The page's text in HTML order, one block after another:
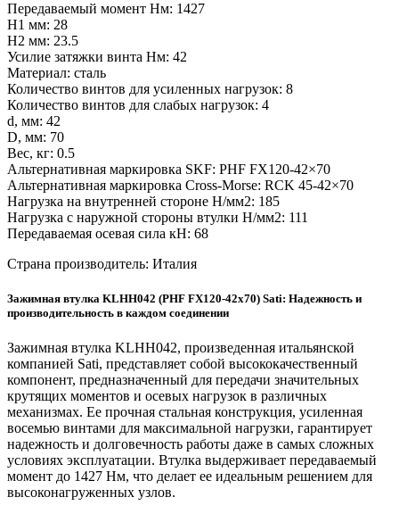
Передаваемый момент Нм: 1427
H1 мм: 28
H2 мм: 23.5
Усилие затяжки винта Нм: 42
Материал: сталь
Количество винтов для усиленных нагрузок: 8
Количество винтов для слабых нагрузок: 4
d, мм: 42
D, мм: 70
Вес, кг: 0.5
Альтернативная маркировка SKF: PHF FX120-42×70
Альтернативная маркировка Cross-Morse: RCK 45-42×70
Нагрузка на внутренней стороне Н/мм2: 185
Нагрузка с наружной стороны втулки Н/мм2: 111
Передаваемая осевая сила кН: 68
Страна производитель: Италия
Зажимная втулка KLHH042 (PHF FX120-42x70) Sati: Надежность и
производительность в каждом соединении
Зажимная втулка KLHH042, произведенная итальянской
компанией Sati, представляет собой высококачественный
компонент, предназначенный для передачи значительных
крутящих моментов и осевых нагрузок в различных
механизмах. Ее прочная стальная конструкция, усиленная
восемью винтами для максимальной нагрузки, гарантирует
надежность и долговечность работы даже в самых сложных
условиях эксплуатации. Втулка выдерживает передаваемый
момент до 1427 Нм, что делает ее идеальным решением для
высоконагруженных узлов.